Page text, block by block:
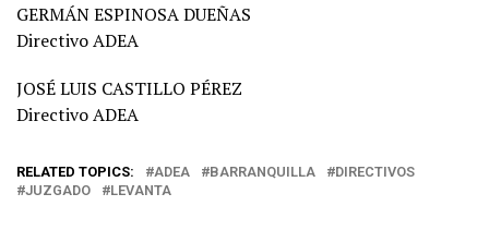
GERMÁN ESPINOSA DUEÑAS
Directivo ADEA
JOSÉ LUIS CASTILLO PÉREZ
Directivo ADEA
RELATED TOPICS: ADEA BARRANQUILLA
DIRECTIVOS
JUZGADO
LEVANTA